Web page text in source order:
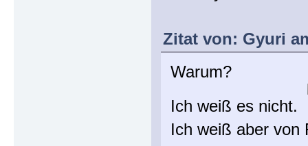
Zitat von: Gyuri
Warum?
Ich weiß es nicht.
Ich weiß aber von